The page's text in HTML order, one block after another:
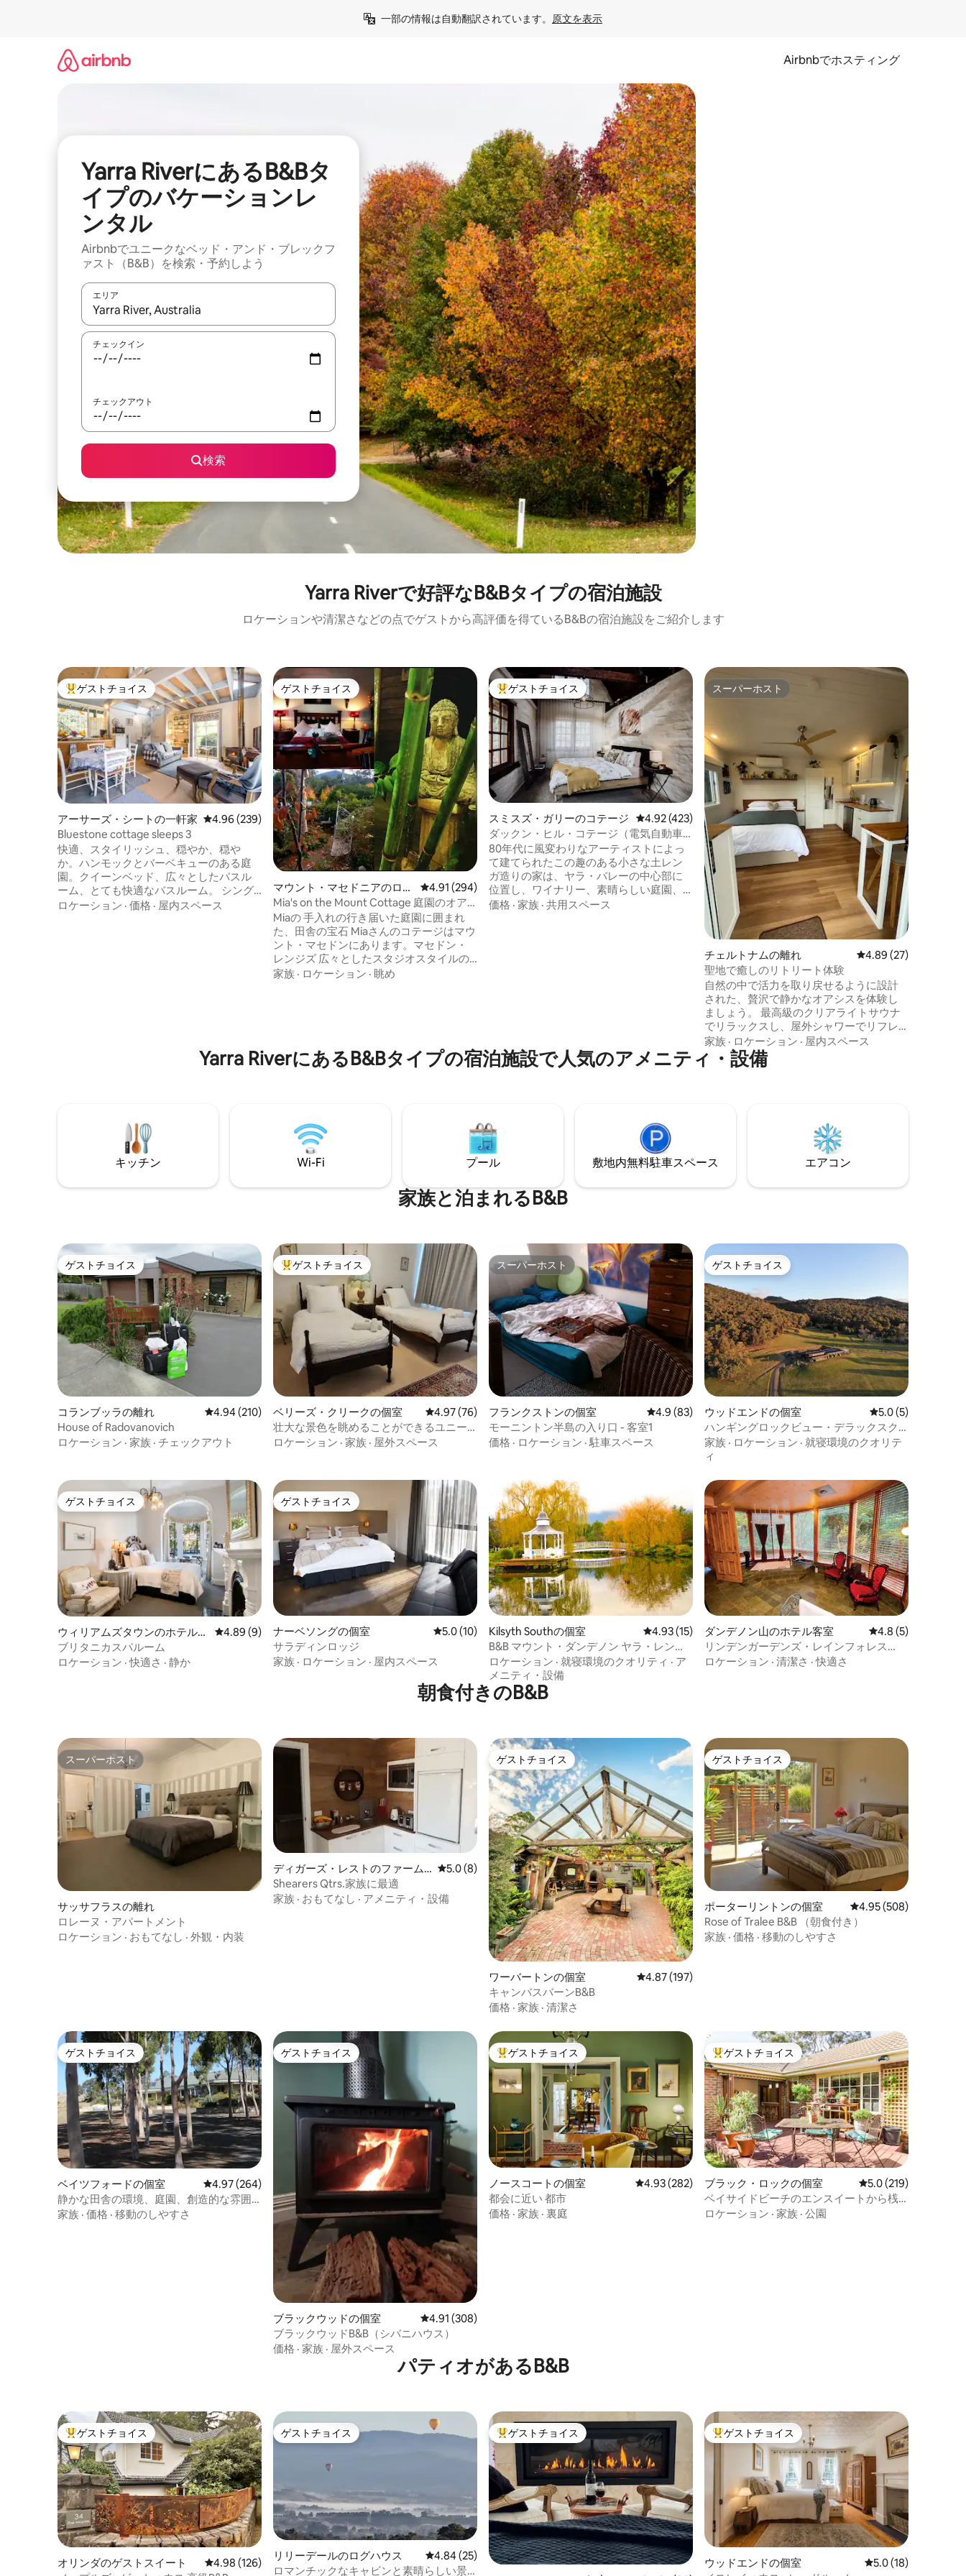
一部の情報は自動翻訳されています。 原文を表示
Airbnbでホスティング
Yarra RiverにあるB&Bタ
イプのバケーションレ
ンタル
Airbnbでユニークなベッド・アンド・ブレックフ
ァスト（B&B）を検索・予約しよう
エリア
検索結果が表示されたら、上下の矢印キーを使って移動するか、画面をタッチまたはスワイプして検索結果を確認することができます。
チェックイン
チェックアウト
検索
Yarra Riverで好評なB&Bタイプの宿泊施設
ロケーションや清潔さなどの点でゲストから高評価を得ているB&Bの宿泊施設をご紹介します
大好評のゲストチョイスです。
ゲストチョイス
アーサーズ・シートの一軒家 レビュー239件、5つ星中4.96つ星の平均評価
4.96 (239)
Bluestone cottage sleeps 3
快適、スタイリッシュ、穏やか、穏や
か。ハンモックとバーベキューのある庭
園。クイーンベッド、広々としたバスル
ーム、とても快適なバスルーム。 シング
ルベッドを備えた田舎の景色が楽しめる
持ってきてください。ゴルフ場も近くに
あります。鳥の歌に目覚めましょう。
ロケーション · 価格 · 屋内スペース
ゲストチョイス
ゲストチョイス
マウント・マセドニアのログ
ハウス
レビュー294件、5つ星中4.91つ星の平均評価
4.91 (294)
Mia's on the Mount Cottage 庭園のオア
シス
Miaの 手入れの行き届いた庭園に囲まれ
た、田舎の宝石 Miaさんのコテージはマウ
ント・マセドンにあります。マセドン・
レンジズ 広々としたスタジオスタイルの
コテージ、オープンプランのリビング 広
ーズンズチョコレートをお楽しみくださ
い。コーヒー、お茶、砂糖をご用意して
家族 · ロケーション · 眺め
大好評のゲストチョイスです。
ゲストチョイス
スミスズ・ガリーのコテージ レビュー423件、5つ星中4.92つ星の平均評価
4.92 (423)
ダックン・ヒル・コテージ（電気自動車
充電ステーション付き）
80年代に風変わりなアーティストによっ
て建てられたこの趣のある小さな土レン
ガ造りの家は、ヤラ・バレーの中心部に
位置し、ワイナリー、素晴らしい庭園、
景色に囲まれています。 コンクリート
価格 · 家族 · 共用スペース
スーパーホスト
スーパーホスト
チェルトナムの離れ レビュー27件、5つ星
4.89 (27)
聖地で癒しのリトリート体験
自然の中で活力を取り戻せるように設計
された、贅沢で静かなオアシスを体験し
ましょう。 最高級のクリアライトサウナ
でリラックスし、屋外シャワーでリフレ
ッシュし、マグネシウムとエッセンシャ
ルオイルを使った露天風呂でゆっくりお
くつろぎください。 低電磁波/低毒性の建
ショッピングセンターまでバスまたは徒
ンドリンガムビーチまで車で7分。
家族 · ロケーション · 屋内スペース
Yarra RiverにあるB&Bタイプの宿泊施設で人気のアメニティ・設備
キッチン Wi-Fi プール 敷地内無料駐⁠車ス⁠ペ⁠ー⁠ス エアコン
家族と泊まれるB&B
ゲストチョイス
ゲストチョイス
コランブッラの離れ レビュー210件、5つ星中4.94つ星の平均評価
4.94 (210)
House of Radovanovich
ロケーション · 家族 · チェックアウト
大好評のゲストチョイスです。
ゲストチョイス
ベリーズ・クリークの個室 レビュー76件、5つ星中4.97つ星の平均評価
4.97 (76)
壮大な景色を眺めることができるユニー
クな田舎の宿泊施設です。
ロケーション · 家族 · 屋外スペース
スーパーホスト
スーパーホスト
フランクストンの個室 レビュー83件、5つ星中4.9つ星の平均評価
4.9 (83)
モーニントン半島の入り口 - 客室1
価格 · ロケーション ·駐車スペース
ゲストチョイス
ゲストチョイス
ウッドエンドの個室 レビュー5件、5つ
5.0 (5)
ハンギングロックビュー・デラックスク
イーンスイート
家族 · ロケーション · 就寝環境のクオリテ
ィ
ゲストチョイス
ゲストチョイス
ウィリアムズタウンのホテル客
室
レビュー9件、5つ星中4.89つ星の平均評価
4.89 (9)
ブリタニカスパルーム
ロケーション ·快適さ · 静か
ゲストチョイス
ゲストチョイス
ナーベソングの個室 レビュー10件、5つ星中5.0つ星の平均評価
5.0 (10)
サラディンロッジ
家族 · ロケーション · 屋内スペース
Kilsyth Southの個室 レビュー15件、5つ星中4.93つ星の平均評価
4.93 (15)
B&B マウント・ダンデノン ヤラ・レンジ
ズ
ロケーション · 就寝環境のクオリティ · ア
メニティ・設備
ダンデノン山のホテル客室 レビュー5件、5つ
4.8 (5)
リンデンガーデンズ・レインフォレス
ト・リトリート・サンクチュアリ・タワ
ロケーション · 清潔さ ·快適さ
朝食付きのB&B
スーパーホスト
スーパーホスト
サッサフラスの離れ
ロレーヌ・アパートメント
ロケーション · おもてなし · 外観・内装
ディガーズ・レストのファーム
ステイ
レビュー8件、5つ星中5.0つ星の平均評価
5.0 (8)
Shearers Qtrs.家族に最適
家族 · おもてなし · アメニティ・設備
ゲストチョイス
ゲストチョイス
ワーバートンの個室 レビュー197件、5つ星中4.87つ星の平均評価
4.87 (197)
キャンバスバーンB&B
価格 · 家族 · 清潔さ
ゲストチョイス
ゲストチョイス
ポーターリントンの個室 レビュー508件、5つ星
4.95 (508)
Rose of Tralee B&B （朝食付き）
家族 · 価格 · 移動のしやすさ
ゲストチョイス
ゲストチョイス
ベイツフォードの個室 レビュー264件、5つ星中4.97つ星の平均評価
4.97 (264)
静かな田舎の環境、庭園、創造的な雰囲
気
家族 · 価格 · 移動のしやすさ
ゲストチョイス
ゲストチョイス
ブラックウッドの個室 レビュー308件、5つ星中4.91つ星の平均評価
4.91 (308)
ブラックウッドB&B（シバニハウス）
価格 · 家族 · 屋外スペース
大好評のゲストチョイスです。
ゲストチョイス
ノースコートの個室 レビュー282件、5つ星中4.93つ星の平均評価
4.93 (282)
都会に近い 都市
価格 · 家族 · 裏庭
大好評のゲストチョイスです。
ゲストチョイス
ブラック・ロックの個室 レビュー219件、5つ
5.0 (219)
ベイサイドビーチのエンスイートから桟
橋まで散策
ロケーション · 家族 · 公園
パティオがあるB&B
大好評のゲストチョイスです。
ゲストチョイス
オリンダのゲストスイート レビュー126件、5つ星中4.98つ星の平均評価
4.98 (126)
ゲストチョイス
ゲストチョイス
リリーデールのログハウス レビュー25件、5つ星中4.84つ星の平均評価
4.84 (25)
ロマンチックなキャビンと素晴らしい景
大好評のゲストチョイスです。
ゲストチョイス 大好評のゲストチョイスです。
ゲストチョイス
ウッドエンドの個室 レビュー18件、5つ
5.0 (18)